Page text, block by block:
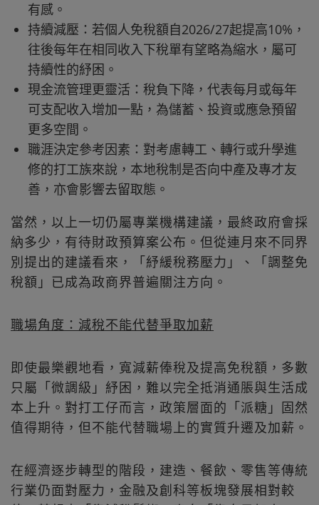
有感。
持續減壓：若個人免稅額自2026/27起提高10%，
往後每年在相同收入下稅單有望略為縮水，屬可
持續性的紓困。
現金流管理更靈活：稅負下降，代表每月或每年
可支配收入增加一點，為儲蓄、投資或應急預留
更多空間。
職涯決定參考因素：對考慮轉工、轉行或升學進
修的打工族來說，本地稅制是否向中產及專才友
善，亦會影響去留取態。
當然，以上一切仍屬專業機構建議，最終政府會採
納多少，有待財政預算案公布。但從連月來不同界
別提出的建議看來，「紓緩稅務壓力」、「調整免
稅額」已成為政商界普遍關注方向。
職場角度：減稅不能代替爭取加薪
即使最樂觀地看，寬減薪俸稅及提高免稅額，多數
只屬「微調級」紓困，難以完全抵消通脹與生活成
本上升。對打工仔而言，政策層面的「派糖」固然
值得期待，但不能代替職場上的實質升遷及加薪。
在經濟逐步轉型的階段，建造、餐飲、零售等傳統
行業仍面對壓力，金融及創科等板塊發展相對較